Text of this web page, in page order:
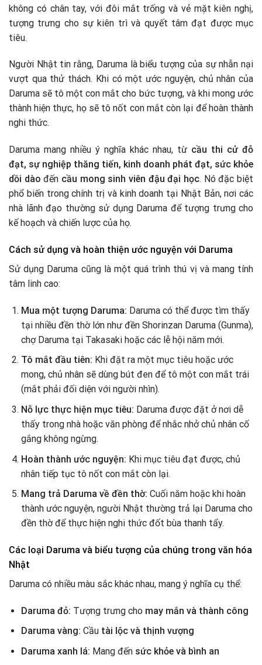
không có chân tay, với đôi mắt trống và vẻ mặt kiên nghị,
tượng trưng cho sự kiên trì và quyết tâm đạt được mục
tiêu.
Người Nhật tin rằng, Daruma là biểu tượng của sự nhẫn nại
vượt qua thử thách. Khi có một ước nguyện, chủ nhân của
Daruma sẽ tô một con mắt cho bức tượng, và khi mong ước
thành hiện thực, họ sẽ tô nốt con mắt còn lại để hoàn thành
nghi thức.
Daruma mang nhiều ý nghĩa khác nhau, từ cầu thi cử đỗ
đạt, sự nghiệp thăng tiến, kinh doanh phát đạt, sức khỏe
dồi dào đến cầu mong sinh viên đậu đại học. Nó đặc biệt
phổ biến trong chính trị và kinh doanh tại Nhật Bản, nơi các
nhà lãnh đạo thường sử dụng Daruma để tượng trưng cho
kế hoạch và chiến lược của họ.
Cách sử dụng và hoàn thiện ước nguyện với Daruma
Sử dụng Daruma cũng là một quá trình thú vị và mang tính
tâm linh cao:
Mua một tượng Daruma: Daruma có thể được tìm thấy
tại nhiều đền thờ lớn như đền Shorinzan Daruma (Gunma),
chợ Daruma tại Takasaki hoặc các lễ hội năm mới.
Tô mắt đầu tiên: Khi đặt ra một mục tiêu hoặc ước
mong, chủ nhân sẽ dùng bút đen để tô một con mắt trái
(mắt phải đối diện với người nhìn).
Nỗ lực thực hiện mục tiêu: Daruma được đặt ở nơi dễ
thấy trong nhà hoặc văn phòng để nhắc nhở chủ nhân cố
gắng không ngừng.
Hoàn thành ước nguyện: Khi mục tiêu đạt được, chủ
nhân tiếp tục tô nốt con mắt còn lại.
Mang trả Daruma về đền thờ: Cuối năm hoặc khi hoàn
thành ước nguyện, người Nhật thường trả lại Daruma cho
đền thờ để thực hiện nghi thức đốt bùa thanh tẩy.
Các loại Daruma và biểu tượng của chúng trong văn hóa
Nhật
Daruma có nhiều màu sắc khác nhau, mang ý nghĩa cụ thể:
Daruma đỏ: Tượng trưng cho may mắn và thành công
Daruma vàng: Cầu tài lộc và thịnh vượng
Daruma xanh lá: Mang đến sức khỏe và bình an